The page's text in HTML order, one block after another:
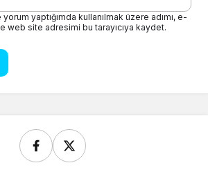
yaptığımda kullanılmak üzere adımı, e-
web site adresimi bu tarayıcıya kaydet.